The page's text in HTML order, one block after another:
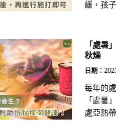
緩，孩
「處暑
秋燥
日期：
每年的
「處暑
處亞熱